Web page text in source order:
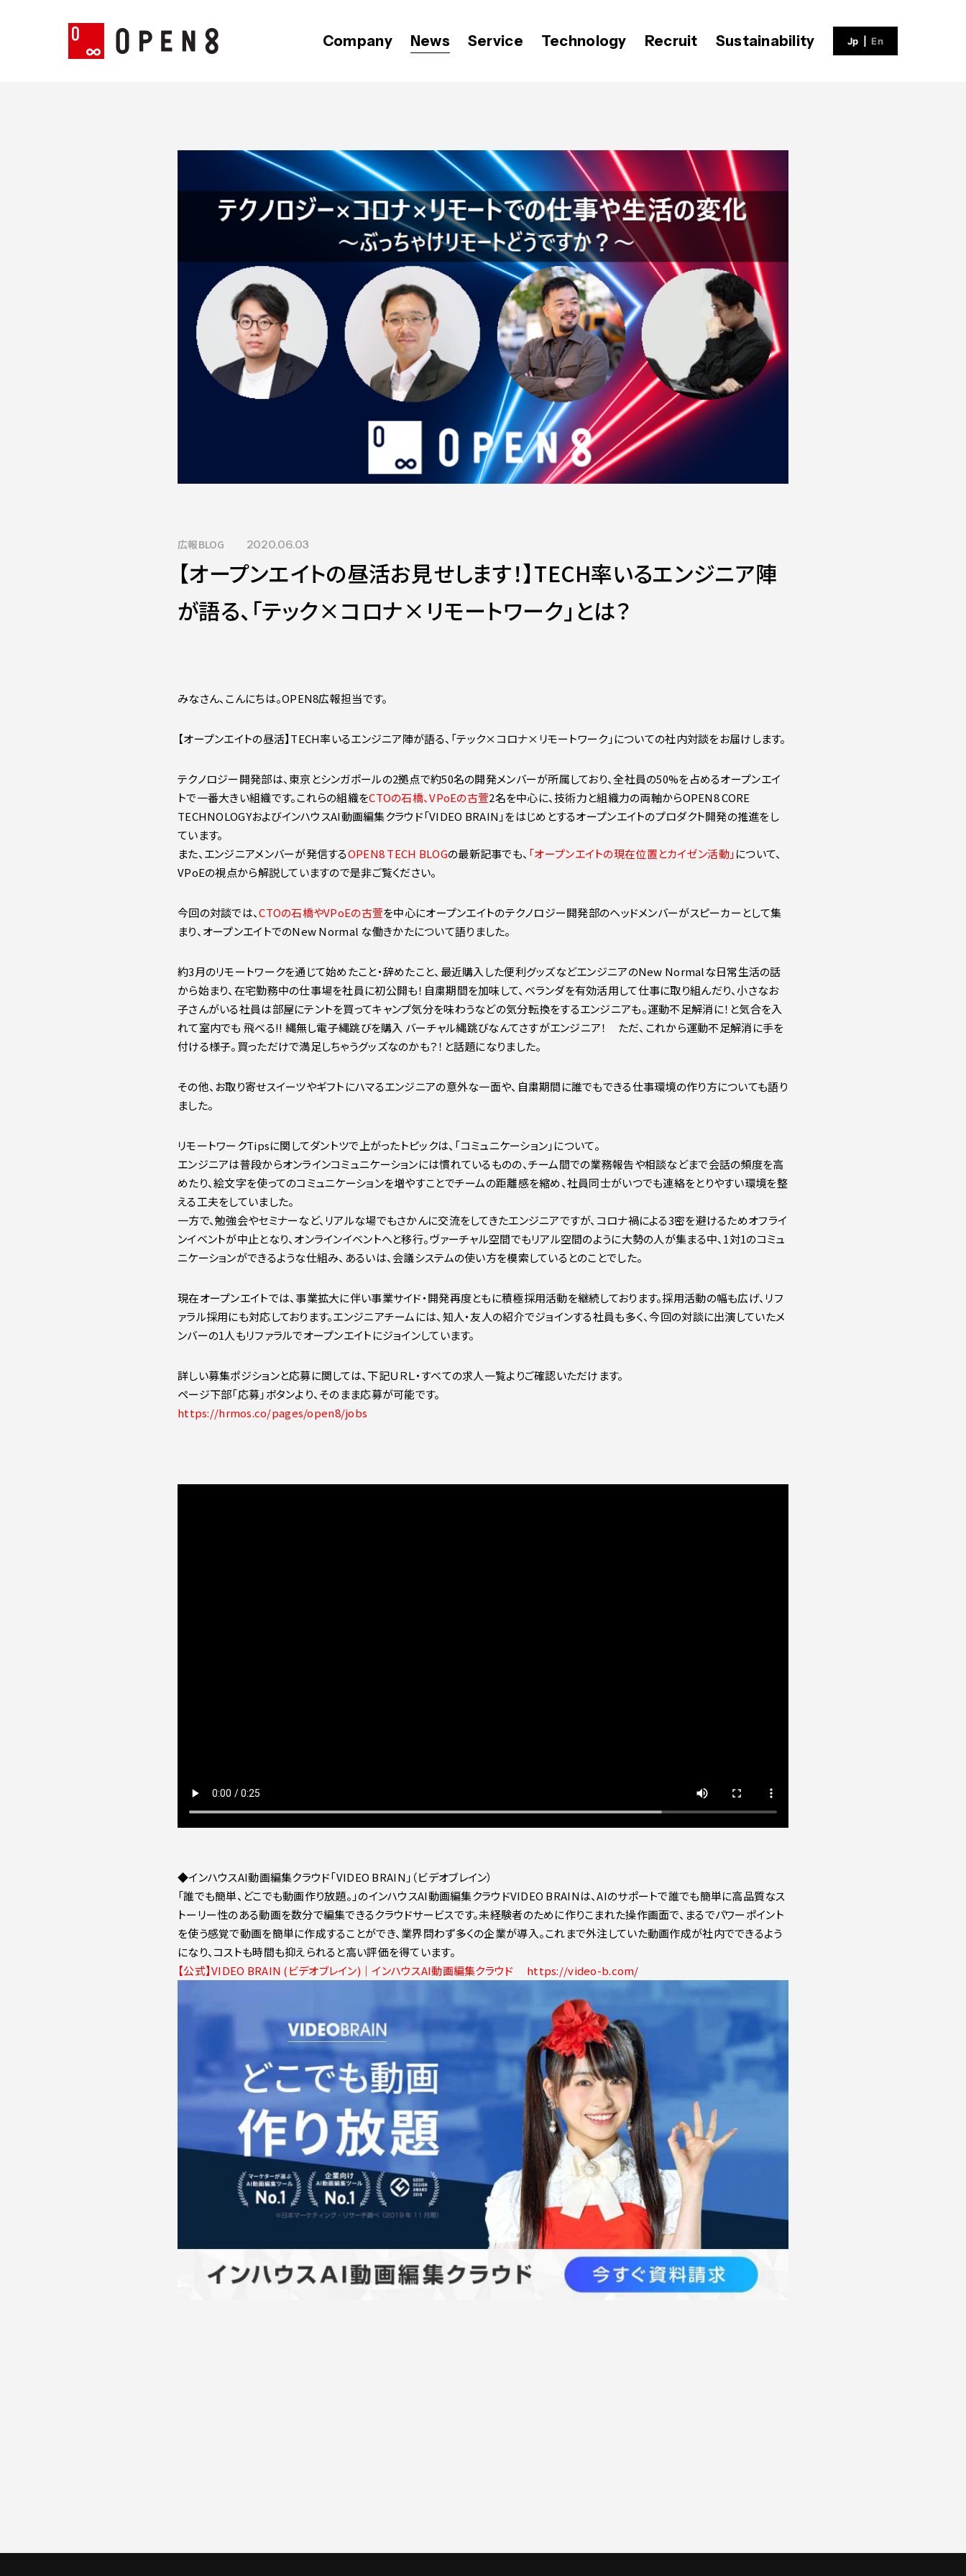
Company News Service Technology Recruit Sustainability Jp En
広報BLOG 2020.06.03
【オープンエイトの昼活お見せします！】TECH率いるエンジニア陣
が語る、「テック×コロナ×リモートワーク」とは？
みなさん、こんにちは。OPEN8広報担当です。
【オープンエイトの昼活】TECH率いるエンジニア陣が語る、「テック×コロナ×リモートワーク」についての社内対談をお届けします。
テクノロジー開発部は、東京とシンガポールの2拠点で約50名の開発メンバーが所属しており、全社員の50%を占めるオープンエイ
トで一番大きい組織です。これらの組織をCTOの石橋、VPoEの古萱2名を中心に、技術力と組織力の両軸からOPEN8 CORE
TECHNOLOGYおよびインハウスAI動画編集クラウド「VIDEO BRAIN」をはじめとするオープンエイトのプロダクト開発の推進をし
ています。
また、エンジニアメンバーが発信するOPEN8 TECH BLOGの最新記事でも、 「オープンエイトの現在位置とカイゼン活動」について、
VPoEの視点から解説していますので是非ご覧ください。
今回の対談では、CTOの石橋やVPoEの古萱を中心にオープンエイトのテクノロジー開発部のヘッドメンバーがスピーカーとして集
まり、オープンエイトでのNew Normal な働きかたについて語りました。
約3月のリモートワークを通じて始めたこと・辞めたこと、最近購入した便利グッズなどエンジニアのNew Normalな日常生活の話
から始まり、在宅勤務中の仕事場を社員に初公開も！自粛期間を加味して、ベランダを有効活用して仕事に取り組んだり、小さなお
子さんがいる社員は部屋にテントを買ってキャンプ気分を味わうなどの気分転換をするエンジニアも。運動不足解消に！と気合を入
れて室内でも 飛べる!! 縄無し電子縄跳びを購入 バーチャル縄跳びなんてさすがエンジニア！ ただ、これから運動不足解消に手を
付ける様子。買っただけで満足しちゃうグッズなのかも？！と話題になりました。
その他、お取り寄せスイーツやギフトにハマるエンジニアの意外な一面や、自粛期間に誰でもできる仕事環境の作り方についても語り
ました。
リモートワークTipsに関してダントツで上がったトピックは、「コミュニケーション」について。
エンジニアは普段からオンラインコミュニケーションには慣れているものの、チーム間での業務報告や相談などまで会話の頻度を高
めたり、絵文字を使ってのコミュニケーションを増やすことでチームの距離感を縮め、社員同士がいつでも連絡をとりやすい環境を整
える工夫をしていました。
一方で、勉強会やセミナーなど、リアルな場でもさかんに交流をしてきたエンジニアですが、コロナ禍による3密を避けるためオフライ
ンイベントが中止となり、オンラインイベントへと移行。ヴァーチャル空間でもリアル空間のように大勢の人が集まる中、1対1のコミュ
ニケーションができるような仕組み、あるいは、会議システムの使い方を模索しているとのことでした。
現在オープンエイトでは、事業拡大に伴い事業サイド・開発再度ともに積極採用活動を継続しております。採用活動の幅も広げ、リフ
ァラル採用にも対応しております。エンジニアチームには、知人・友人の紹介でジョインする社員も多く、今回の対談に出演していたメ
ンバーの1人もリファラルでオープンエイトにジョインしています。
詳しい募集ポジションと応募に関しては、下記ＵＲＬ・すべての求人一覧よりご確認いただけます。
ページ下部「応募」ボタンより、そのまま応募が可能です。
https://hrmos.co/pages/open8/jobs
◆インハウスAI動画編集クラウド「VIDEO BRAIN」（ビデオブレイン）
「誰でも簡単、どこでも動画作り放題。」のインハウスAI動画編集クラウドVIDEO BRAINは、AIのサポートで誰でも簡単に高品質なス
トーリー性のある動画を数分で編集できるクラウドサービスです。未経験者のために作りこまれた操作画面で、まるでパワーポイント
を使う感覚で動画を簡単に作成することができ、業界問わず多くの企業が導入。これまで外注していた動画作成が社内でできるよう
になり、コストも時間も抑えられると高い評価を得ています。
【公式】VIDEO BRAIN (ビデオブレイン)｜インハウスAI動画編集クラウド https://video-b.com/